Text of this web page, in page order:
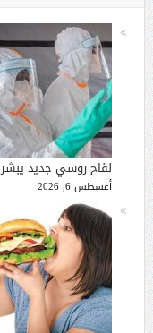
لقاح روسي جديد يبشر
أغسطس 6, 2026